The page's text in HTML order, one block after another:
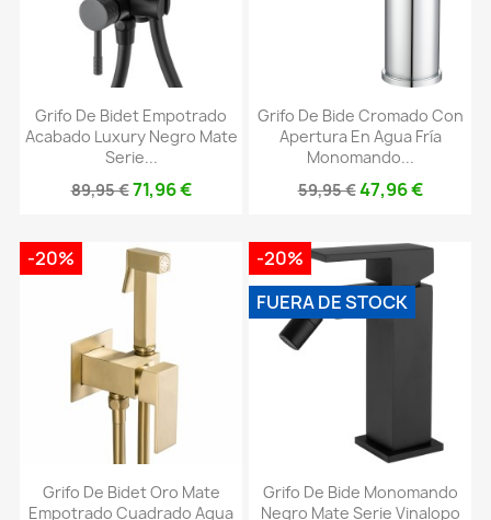
Grifo De Bidet Empotrado
Acabado Luxury Negro Mate
Serie...
89,95 €71,96 €
Grifo De Bide Cromado Con
Apertura En Agua Fría
Monomando...
59,95 €47,96 €
Grifo De Bidet Oro Mate
Empotrado Cuadrado Agua
-20%
Grifo De Bide Monomando
Negro Mate Serie Vinalopo
-20%
FUERA DE STOCK